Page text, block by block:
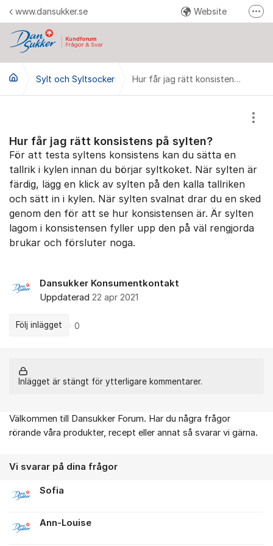
Hoppa till innehåll
www.dansukker.se Website
YouTube
Sylt och Syltsocker Hur får jag rätt konsistens på sylten?
Hur får jag rätt konsistens på sylten?
För att testa syltens konsistens kan du sätta en
tallrik i kylen innan du börjar syltkoket. När sylten är
färdig, lägg en klick av sylten på den kalla tallriken
och sätt in i kylen. När sylten svalnat drar du en sked
genom den för att se hur konsistensen är. Är sylten
lagom i konsistensen fyller upp den på väl rengjorda
brukar och försluter noga.
Dansukker Konsumentkontakt
Uppdaterad 22 apr 2021
Följ inlägget 0
Inlägget är stängt för ytterligare kommentarer.
Om forumet
Välkommen till Dansukker Forum. Har du några frågor
rörande våra produkter, recept eller annat så svarar vi gärna.
Vi svarar på dina frågor
Sofia
Ann-Louise